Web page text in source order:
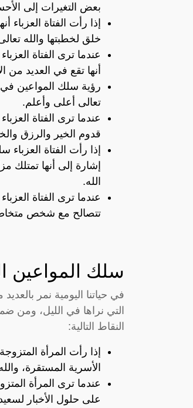
بعض التغيرات إلى
إذا رأت الفتاة
خلق لخطبتها والله
عندما ترى الفتاة
أنها تقع في العديد من
رؤية سلك المواعين في
تعالى أعلى وأعلم.
عندما ترى الفتاة
قدوم الخير والرزق
إذا رأت الفتاة
إشارة إلى أنها
الله.
عندما ترى الفتاة
تتصالح مع شخص
سلك المواعين
في حياتنا اليومية نمر
التي نراها في الليل، ومن
النقاط التالية:
إذا رأت المرأة
الأسرية المستقرة،
عندما ترى المرأة
على حلول الأخبار